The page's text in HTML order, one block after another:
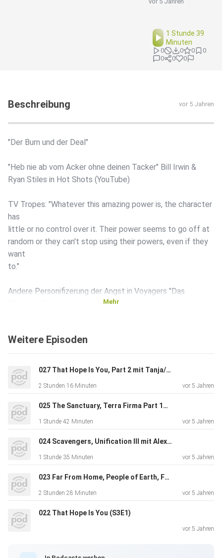
1 Stunde 39
Minuten
0 0 0
0
0
0 0
Beschreibung vor 5 Jahren
"Der Burn und der Deal"
"Heb nie ab vom Acker ohne deinen Tacker" Bill Irwin &
Ryan Stiles in Hot Shots (YouTube)
TV Tropes: "Whatever this amazing power is, the character
has
little or no control over it. Their power seems to go off at
random or they can't stop using their powers, even if they
want
to."
Andere Personifizerung der Angst in Voyagers "Das
Kuba meinte Das Wunder in der 8. Straße und nicht Die 42.
(alle IMDb)
Mehr
Weitere Episoden
027 That Hope Is You, Part 2 mit Tanja/TaoTao (S3E13)
2 Stunden 16 Minuten vor 5 Jahren
025 The Sanctuary, Terra Firma Part 1+2 (S3E8-10)
1 Stunde 42 Minuten vor 5 Jahren
024 Scavengers, Unification III mit Alexander Lehnert (S3E6-7)
1 Stunde 35 Minuten vor 5 Jahren
023 Far From Home, People of Earth, Forget Me Not, Die Trying (S3E2-5)
2 Stunden 28 Minuten vor 5 Jahren
022 That Hope Is You (S3E1)
vor 5 Jahren